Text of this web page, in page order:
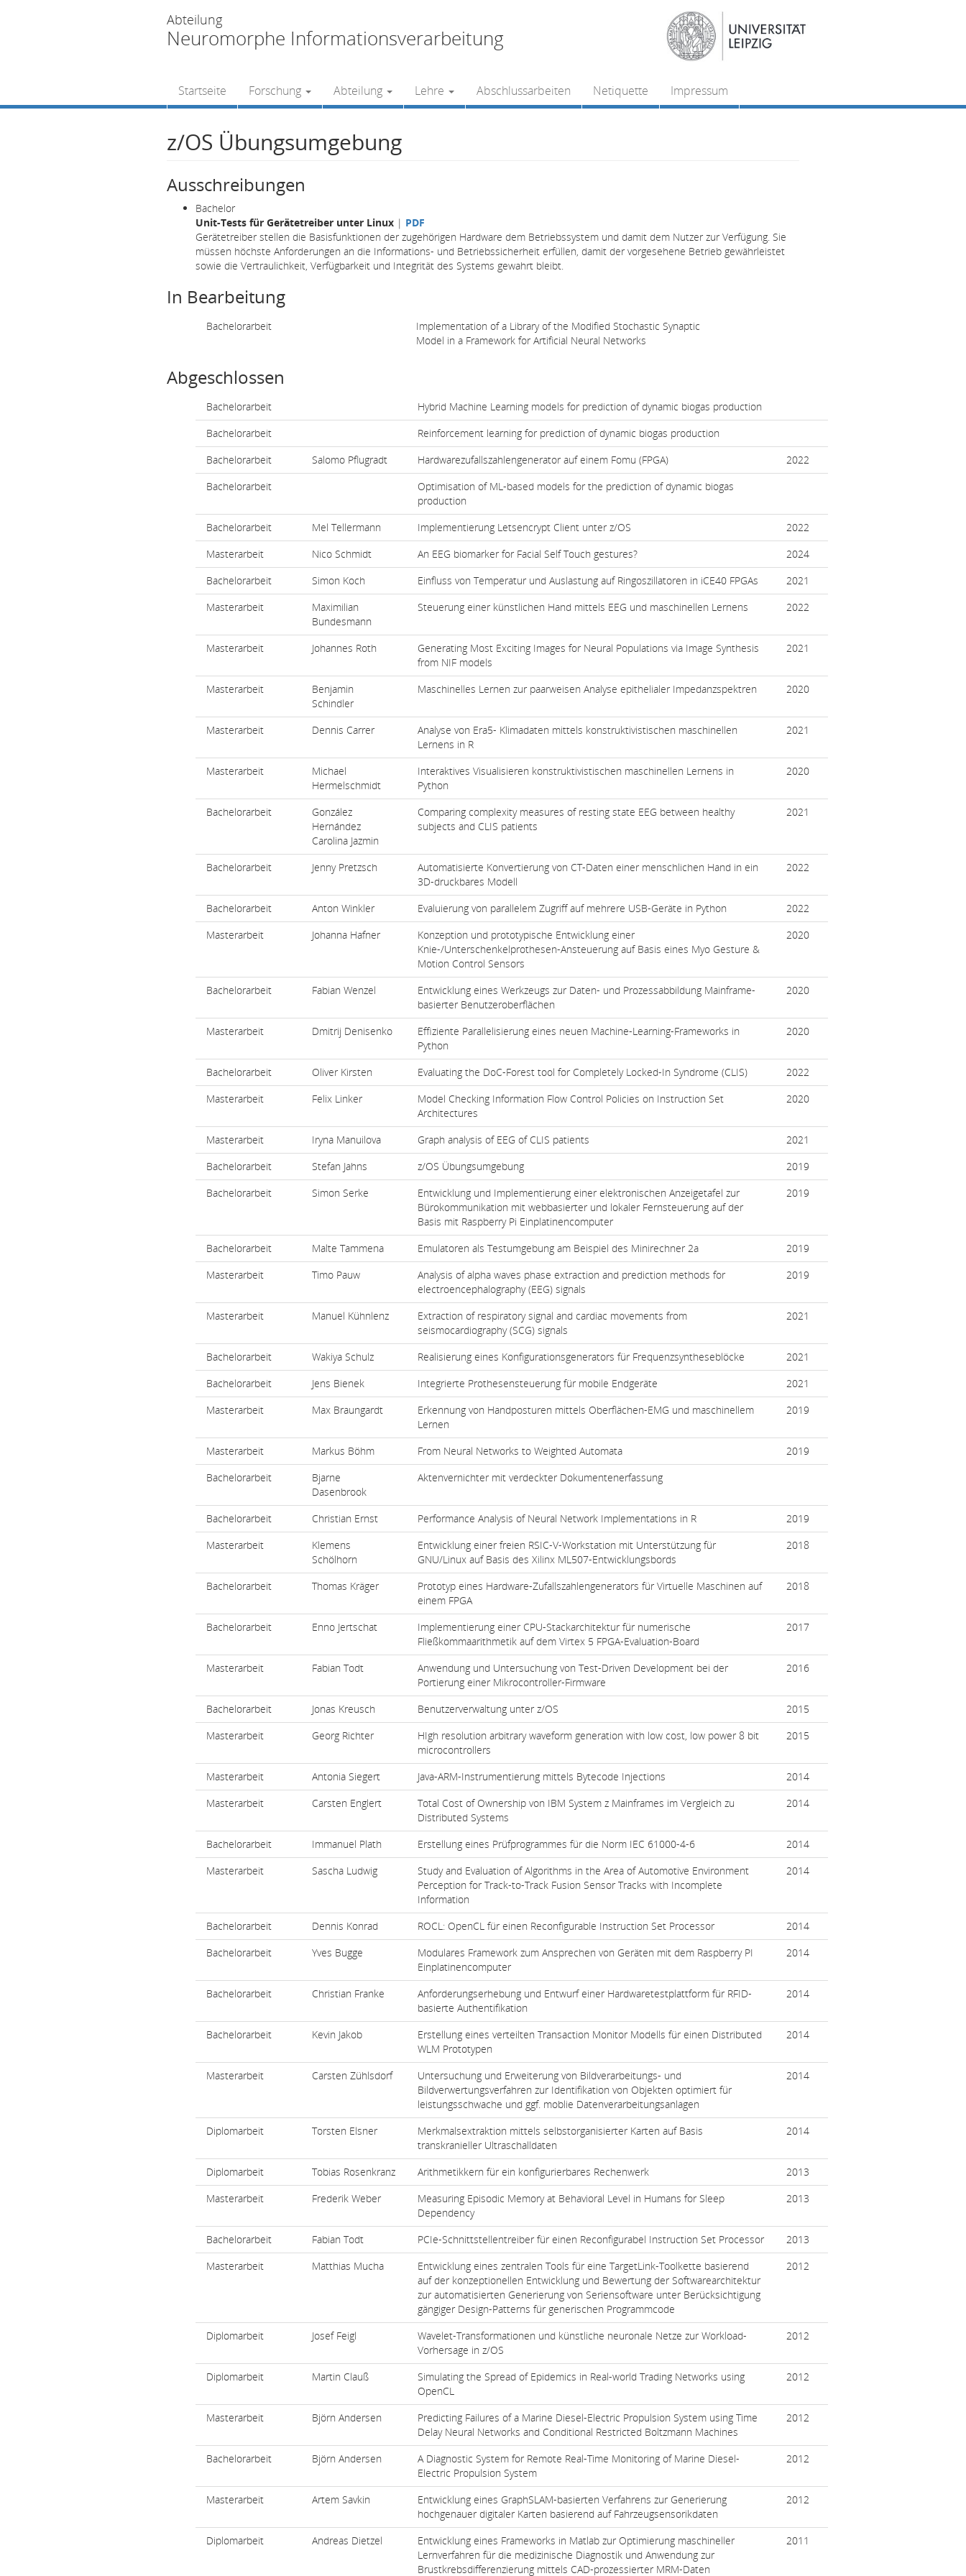
Abteilung
Neuromorphe Informationsverarbeitung
Startseite Forschung Abteilung Lehre Abschlussarbeiten Netiquette Impressum
z/OS Übungsumgebung
Ausschreibungen
Bachelor
Unit-Tests für Gerätetreiber unter Linux | PDF
Gerätetreiber stellen die Basisfunktionen der zugehörigen Hardware dem Betriebssystem und damit dem Nutzer zur Verfügung. Sie
müssen höchste Anforderungen an die Informations- und Betriebssicherheit erfüllen, damit der vorgesehene Betrieb gewährleistet
sowie die Vertraulichkeit, Verfügbarkeit und Integrität des Systems gewahrt bleibt.
In Bearbeitung
Bachelorarbeit
Implementation of a Library of the Modified Stochastic Synaptic
Model in a Framework for Artificial Neural Networks
Abgeschlossen
Bachelorarbeit
Hybrid Machine Learning models for prediction of dynamic biogas production
Bachelorarbeit
Reinforcement learning for prediction of dynamic biogas production
Bachelorarbeit
Salomo Pflugradt Hardwarezufallszahlengenerator auf einem Fomu (FPGA)
2022
Bachelorarbeit
Optimisation of ML-based models for the prediction of dynamic biogas
production
Bachelorarbeit
Mel Tellermann Implementierung Letsencrypt Client unter z/OS
2022
Masterarbeit
Nico Schmidt An EEG biomarker for Facial Self Touch gestures?
2024
Bachelorarbeit
Simon Koch Einfluss von Temperatur und Auslastung auf Ringoszillatoren in iCE40 FPGAs
2021
Masterarbeit
Maximilian
Bundesmann
Steuerung einer künstlichen Hand mittels EEG und maschinellen Lernens 2022
Masterarbeit Johannes Roth
Generating Most Exciting Images for Neural Populations via Image Synthesis
from NIF models
2021
Masterarbeit
Benjamin
Schindler
Maschinelles Lernen zur paarweisen Analyse epithelialer Impedanzspektren 2020
Masterarbeit Dennis Carrer
Analyse von Era5- Klimadaten mittels konstruktivistischen maschinellen
Lernens in R
2021
Masterarbeit
Michael
Hermelschmidt
Interaktives Visualisieren konstruktivistischen maschinellen Lernens in
Python
2020
Bachelorarbeit
González
Hernández
Carolina Jazmin
Comparing complexity measures of resting state EEG between healthy
subjects and CLIS patients
2021
Bachelorarbeit Jenny Pretzsch
Automatisierte Konvertierung von CT-Daten einer menschlichen Hand in ein
3D-druckbares Modell
2022
Bachelorarbeit Anton Winkler Evaluierung von parallelem Zugriff auf mehrere USB-Geräte in Python
2022
Masterarbeit
Johanna Hafner
Konzeption und prototypische Entwicklung einer
Knie-/Unterschenkelprothesen-Ansteuerung auf Basis eines Myo Gesture &
Motion Control Sensors
2020
Bachelorarbeit Fabian Wenzel
Entwicklung eines Werkzeugs zur Daten- und Prozessabbildung Mainframe-
basierter Benutzeroberflächen
2020
Masterarbeit Dmitrij Denisenko
Effiziente Parallelisierung eines neuen Machine-Learning-Frameworks in
Python
2020
Bachelorarbeit Oliver Kirsten Evaluating the DoC-Forest tool for Completely Locked-In Syndrome (CLIS)
2022
Masterarbeit
Felix Linker
Model Checking Information Flow Control Policies on Instruction Set
Architectures
2020
Masterarbeit Iryna Manuilova Graph analysis of EEG of CLIS patients
2021
Bachelorarbeit
Stefan Jahns z/OS Übungsumgebung
2019
Bachelorarbeit
Simon Serke
Entwicklung und Implementierung einer elektronischen Anzeigetafel zur
Bürokommunikation mit webbasierter und lokaler Fernsteuerung auf der
Basis mit Raspberry Pi Einplatinencomputer
2019
Bachelorarbeit Malte Tammena Emulatoren als Testumgebung am Beispiel des Minirechner 2a
2019
Masterarbeit
Timo Pauw
Analysis of alpha waves phase extraction and prediction methods for
electroencephalography (EEG) signals
2019
Masterarbeit Manuel Kühnlenz
Extraction of respiratory signal and cardiac movements from
seismocardiography (SCG) signals
2021
Bachelorarbeit Wakiya Schulz Realisierung eines Konfigurationsgenerators für Frequenzsyntheseblöcke
2021
Bachelorarbeit
Jens Bienek Integrierte Prothesensteuerung für mobile Endgeräte
2021
Masterarbeit
Max Braungardt
Erkennung von Handposturen mittels Oberflächen-EMG und maschinellem
Lernen
2019
Masterarbeit Markus Böhm From Neural Networks to Weighted Automata
2019
Bachelorarbeit
Bjarne
Dasenbrook
Aktenvernichter mit verdeckter Dokumentenerfassung
Bachelorarbeit Christian Ernst Performance Analysis of Neural Network Implementations in R
2019
Masterarbeit
Klemens
Schölhorn
Entwicklung einer freien RSIC-V-Workstation mit Unterstützung für
GNU/Linux auf Basis des Xilinx ML507-Entwicklungsbords
2018
Bachelorarbeit Thomas Kräger
Prototyp eines Hardware-Zufallszahlengenerators für Virtuelle Maschinen auf
einem FPGA
2018
Bachelorarbeit Enno Jertschat
Implementierung einer CPU-Stackarchitektur für numerische
Fließkommaarithmetik auf dem Virtex 5 FPGA-Evaluation-Board
2017
Masterarbeit Fabian Todt
Anwendung und Untersuchung von Test-Driven Development bei der
Portierung einer Mikrocontroller-Firmware
2016
Bachelorarbeit Jonas Kreusch Benutzerverwaltung unter z/OS
2015
Masterarbeit
Georg Richter
HIgh resolution arbitrary waveform generation with low cost, low power 8 bit
microcontrollers
2015
Masterarbeit Antonia Siegert Java-ARM-Instrumentierung mittels Bytecode Injections
2014
Masterarbeit
Carsten Englert
Total Cost of Ownership von IBM System z Mainframes im Vergleich zu
Distributed Systems
2014
Bachelorarbeit Immanuel Plath Erstellung eines Prüfprogrammes für die Norm IEC 61000-4-6
2014
Masterarbeit
Sascha Ludwig
Study and Evaluation of Algorithms in the Area of Automotive Environment
Perception for Track-to-Track Fusion Sensor Tracks with Incomplete
Information
2014
Bachelorarbeit Dennis Konrad ROCL: OpenCL für einen Reconfigurable Instruction Set Processor
2014
Bachelorarbeit
Yves Bugge
Modulares Framework zum Ansprechen von Geräten mit dem Raspberry PI
Einplatinencomputer
2014
Bachelorarbeit Christian Franke
Anforderungserhebung und Entwurf einer Hardwaretestplattform für RFID-
basierte Authentifikation
2014
Bachelorarbeit Kevin Jakob
Erstellung eines verteilten Transaction Monitor Modells für einen Distributed
WLM Prototypen
2014
Masterarbeit Carsten Zühlsdorf
Untersuchung und Erweiterung von Bildverarbeitungs- und
Bildverwertungsverfahren zur Identifikation von Objekten optimiert für
leistungsschwache und ggf. moblie Datenverarbeitungsanlagen
2014
Diplomarbeit Torsten Elsner
Merkmalsextraktion mittels selbstorganisierter Karten auf Basis
transkranieller Ultraschalldaten
2014
Diplomarbeit Tobias Rosenkranz Arithmetikkern für ein konfigurierbares Rechenwerk
2013
Masterarbeit
Frederik Weber
Measuring Episodic Memory at Behavioral Level in Humans for Sleep
Dependency
2013
Bachelorarbeit Fabian Todt PCIe-Schnittstellentreiber für einen Reconfigurabel Instruction Set Processor
2013
Masterarbeit
Matthias Mucha
Entwicklung eines zentralen Tools für eine TargetLink-Toolkette basierend
auf der konzeptionellen Entwicklung und Bewertung der Softwarearchitektur
zur automatisierten Generierung von Seriensoftware unter Berücksichtigung
gängiger Design-Patterns für generischen Programmcode
2012
Diplomarbeit Josef Feigl
Wavelet-Transformationen und künstliche neuronale Netze zur Workload-
Vorhersage in z/OS
2012
Diplomarbeit Martin Clauß
Simulating the Spread of Epidemics in Real-world Trading Networks using
OpenCL
2012
Masterarbeit Björn Andersen
Predicting Failures of a Marine Diesel-Electric Propulsion System using Time
Delay Neural Networks and Conditional Restricted Boltzmann Machines
2012
Bachelorarbeit Björn Andersen
A Diagnostic System for Remote Real-Time Monitoring of Marine Diesel-
Electric Propulsion System
2012
Masterarbeit Artem Savkin
Entwicklung eines GraphSLAM-basierten Verfahrens zur Generierung
hochgenauer digitaler Karten basierend auf Fahrzeugsensorikdaten
2012
Diplomarbeit Andreas Dietzel
Entwicklung eines Frameworks in Matlab zur Optimierung maschineller
Lernverfahren für die medizinische Diagnostik und Anwendung zur
Brustkrebsdifferenzierung mittels CAD-prozessierter MRM-Daten
2011